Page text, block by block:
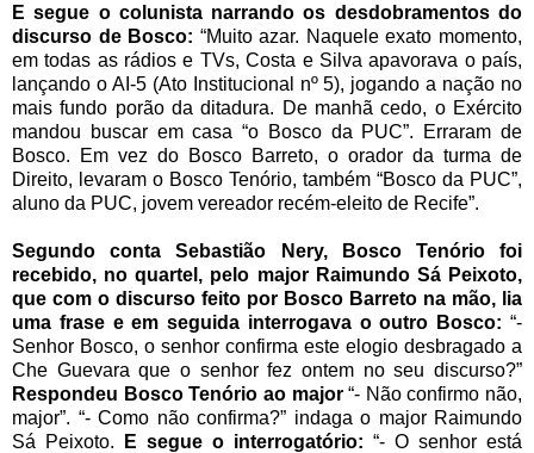
E segue o colunista narrando os desdobramentos do
discurso de Bosco: “Muito azar. Naquele exato momento,
em todas as rádios e TVs, Costa e Silva apavorava o país,
lançando o AI-5 (Ato Institucional nº 5), jogando a nação no
mais fundo porão da ditadura. De manhã cedo, o Exército
mandou buscar em casa “o Bosco da PUC”. Erraram de
Bosco. Em vez do Bosco Barreto, o orador da turma de
Direito, levaram o Bosco Tenório, também “Bosco da PUC”,
aluno da PUC, jovem vereador recém-eleito de Recife”.
Segundo conta Sebastião Nery, Bosco Tenório foi
recebido, no quartel, pelo major Raimundo Sá Peixoto,
que com o discurso feito por Bosco Barreto na mão, lia
uma frase e em seguida interrogava o outro Bosco: “-
Senhor Bosco, o senhor confirma este elogio desbragado a
Che Guevara que o senhor fez ontem no seu discurso?”
Respondeu Bosco Tenório ao major“- Não confirmo não,
major”. “- Como não confirma?” indaga o major Raimundo
Sá Peixoto.
E segue o interrogatório: “- O senhor está